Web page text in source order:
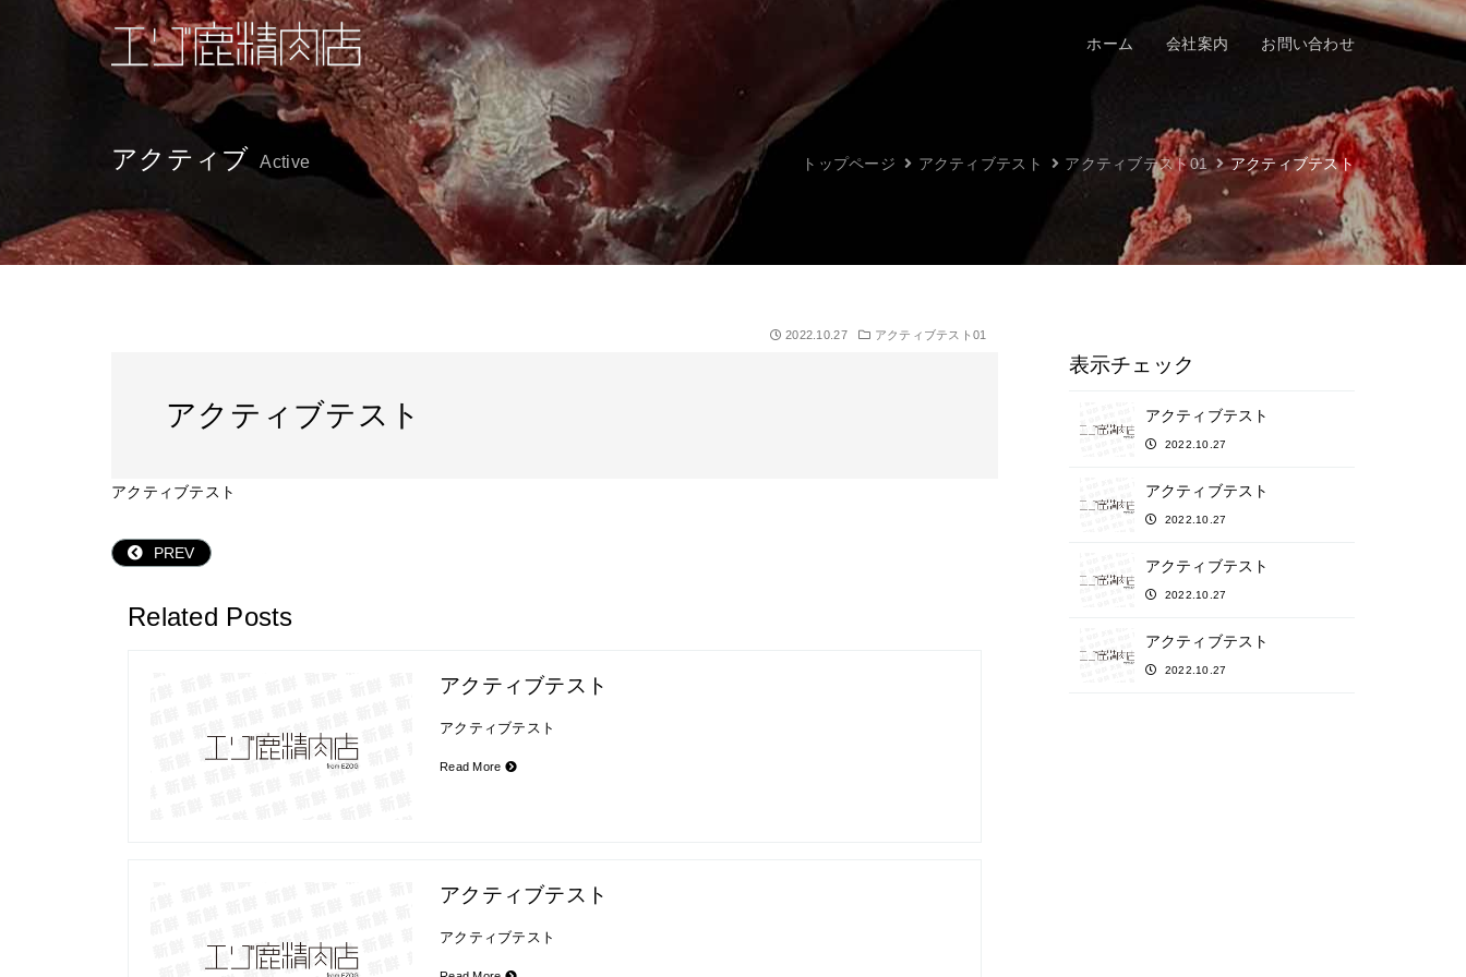
ホーム 会社案内 お問い合わせ
アクティブ Active トップページ アクティブテスト アクティブテスト01 アクティブテスト
アクティブテスト
2022.10.27 アクティブテスト01
アクティブテスト
PREV
Related Posts
アクティブテスト
アクティブテスト
Read More
アクティブテスト
アクティブテスト
表示チェック
アクティブテスト
2022.10.27
アクティブテスト
2022.10.27
アクティブテスト
2022.10.27
アクティブテスト
2022.10.27